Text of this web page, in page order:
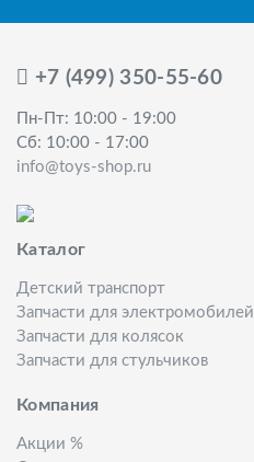
+7 (499) 350-55-60
Пн-Пт: 10:00 - 19:00
Сб: 10:00 - 17:00
info@toys-shop.ru
Каталог
Детский транспорт
Запчасти для электромобилей
Запчасти для колясок
Запчасти для стульчиков
Компания
Акции %